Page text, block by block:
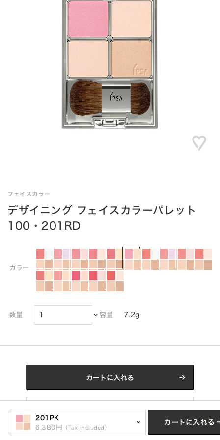
フェイスカラー
デザイニング フェイスカラーパレット
100・201RD
カラー
数量 容量 7.2g
カートに入れる
Click here for refill
201PK
6,380円
（Tax included）
カートに入れる